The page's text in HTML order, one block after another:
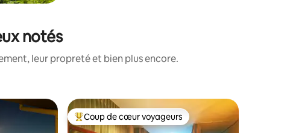
notés
leur propreté et bien plus encore.
Coups de cœur voyageurs les plus appréciés
Coup de cœur voyageurs